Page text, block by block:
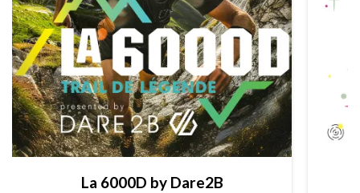
La 6000D by Dare2B